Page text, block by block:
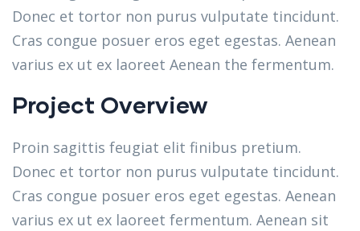
Donec et tortor non purus vulputate tincidunt.
Cras congue posuer eros eget egestas. Aenean
varius ex ut ex laoreet Aenean the fermentum.
Project Overview
Proin sagittis feugiat elit finibus pretium.
Donec et tortor non purus vulputate tincidunt.
Cras congue posuer eros eget egestas. Aenean
varius ex ut ex laoreet fermentum. Aenean sit